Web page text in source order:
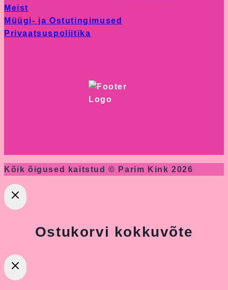
Meist
Müügi- ja Ostutingimused
Privaatsuspoliitika
Kõik õigused kaitstud © Parim Kink 2026
Ostukorvi kokkuvõte